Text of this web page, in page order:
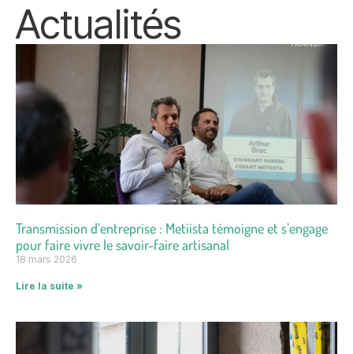
Actualités
Transmission d’entreprise : Metiista témoigne et s’engage
pour faire vivre le savoir-faire artisanal
18 mars 2026
Lire la suite »